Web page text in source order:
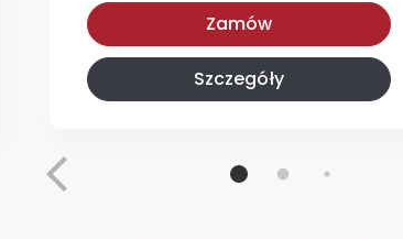
Po Prostu Pyszna
Zamów
Szczegóły